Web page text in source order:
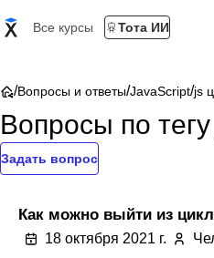
Все курсы Тота ИИ
/Вопросы и ответы/JavaScript/js
Вопросы по
Задать вопрос
Как можно выйти из
18 октября 2021 г.